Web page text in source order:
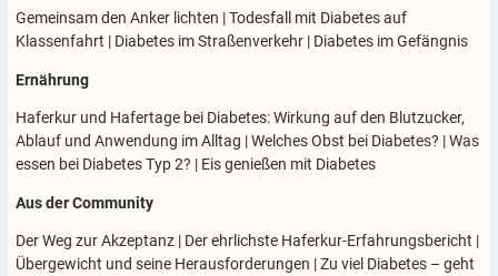
Gemeinsam den Anker lichten |Todesfall mit Diabetes auf
Klassenfahrt | Diabetes im Straßenverkehr | Diabetes im Gefängnis
Ernährung
Haferkur und Hafertage bei Diabetes: Wirkung auf den Blutzucker,
Ablauf und Anwendung im Alltag |Welches Obst bei Diabetes? |Was
essen bei Diabetes Typ 2? | Eis genießen mit Diabetes
Aus der Community
Der Weg zur Akzeptanz | Der ehrlichste Haferkur-Erfahrungsbericht |
Übergewicht und seine Herausforderungen |Zu viel Diabetes – geht